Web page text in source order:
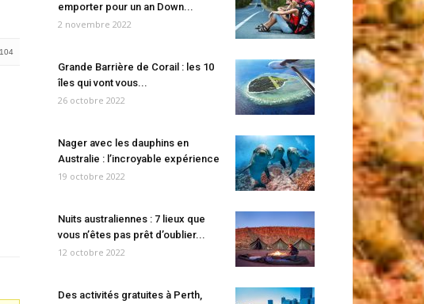
emporter pour un an Down...
2 novembre 2022
Grande Barrière de Corail : les 10
îles qui vont vous...
26 octobre 2022
Nager avec les dauphins en
Australie : l’incroyable expérience
19 octobre 2022
Nuits australiennes : 7 lieux que
vous n’êtes pas prêt d’oublier...
12 octobre 2022
Des activités gratuites à Perth,